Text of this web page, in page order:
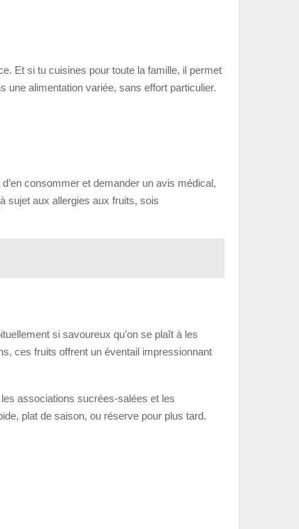
Et si tu cuisines pour toute la famille, il permet
une alimentation variée, sans effort particulier.
consommer et demander un avis médical,
sujet aux allergies aux fruits, sois
si savoureux qu’on se plaît à les
ces fruits offrent un éventail impressionnant
associations sucrées-salées et les
plat de saison, ou réserve pour plus tard.